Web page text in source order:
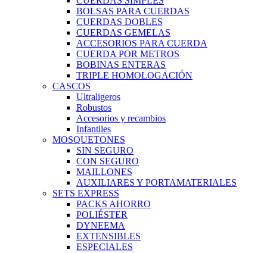
BOLSAS PARA CUERDAS
CUERDAS DOBLES
CUERDAS GEMELAS
ACCESORIOS PARA CUERDA
CUERDA POR METROS
BOBINAS ENTERAS
TRIPLE HOMOLOGACIÓN
CASCOS
Ultraligeros
Robustos
Accesorios y recambios
Infantiles
MOSQUETONES
SIN SEGURO
CON SEGURO
MAILLONES
AUXILIARES Y PORTAMATERIALES
SETS EXPRESS
PACKS AHORRO
POLIÉSTER
DYNEEMA
EXTENSIBLES
ESPECIALES